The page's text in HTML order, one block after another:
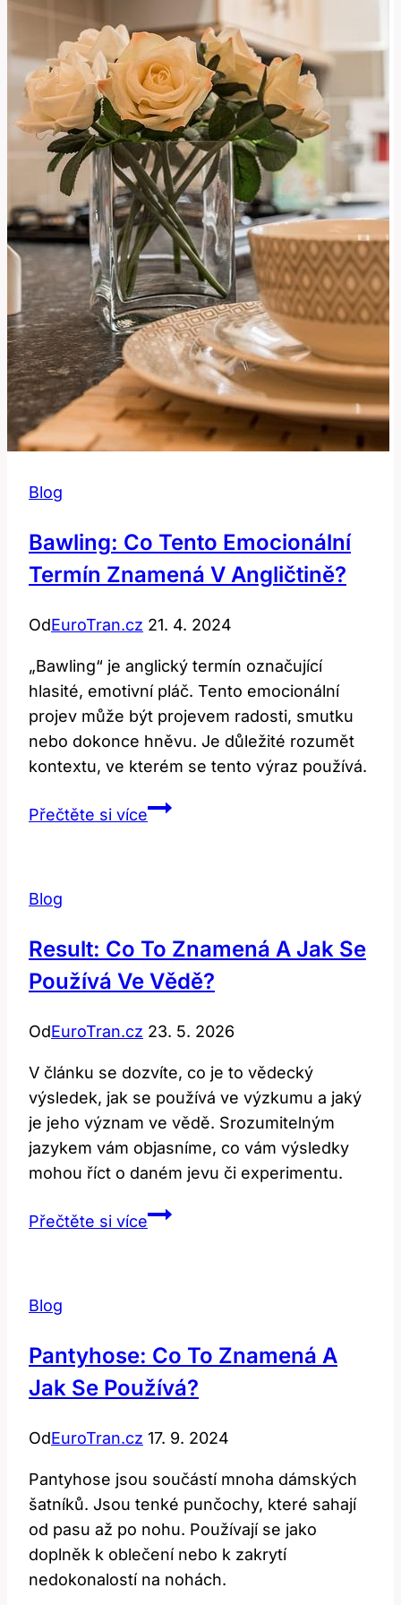
Blog
Bawling: Co Tento Emocionální
Termín Znamená V Angličtině?
OdEuroTran.cz 21. 4. 2024
„Bawling“ je anglický termín označující
hlasité, emotivní pláč. Tento emocionální
projev může být projevem radosti, smutku
nebo dokonce hněvu. Je důležité rozumět
kontextu, ve kterém se tento výraz používá.
Přečtěte si víceBawling:
v
Angličtině?
Blog
Result: Co To Znamená A Jak Se
Používá Ve Vědě?
OdEuroTran.cz 23. 5. 2026
V článku se dozvíte, co je to vědecký
výsledek, jak se používá ve výzkumu a jaký
je jeho význam ve vědě. Srozumitelným
jazykem vám objasníme, co vám výsledky
mohou říct o daném jevu či experimentu.
Přečtěte si víceResult:
se
používá
vědě?
Blog
Pantyhose: Co To Znamená A
Jak Se Používá?
OdEuroTran.cz 17. 9. 2024
Pantyhose jsou součástí mnoha dámských
šatníků. Jsou tenké punčochy, které sahají
od pasu až po nohu. Používají se jako
doplněk k oblečení nebo k zakrytí
nedokonalostí na nohách.